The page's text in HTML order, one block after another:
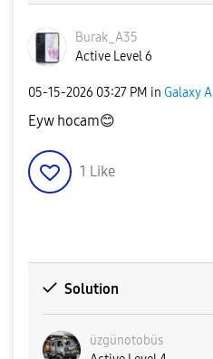
Burak_A35
Active Level 6
‎05-15-2026 03:27 PM in Galaxy A
Eyw hocam😊
1 Like
Solution
üzgünotobüs